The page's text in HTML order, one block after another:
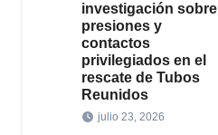
investigación sobre
presiones y
contactos
privilegiados en el
rescate de Tubos
Reunidos
julio 23, 2026